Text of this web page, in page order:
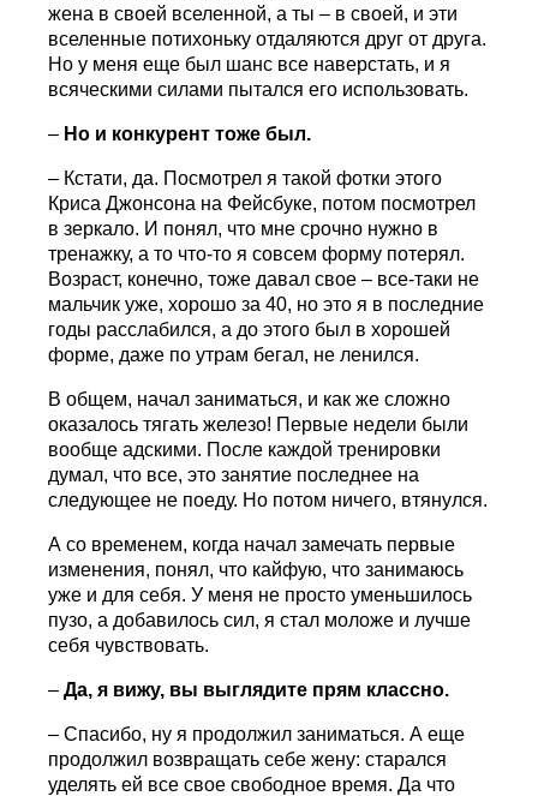
жена в своей вселенной, а ты – в своей, и эти
вселенные потихоньку отдаляются друг от друга.
Но у меня еще был шанс все наверстать, и я
всяческими силами пытался его использовать.
– Но и конкурент тоже был.
– Кстати, да. Посмотрел я такой фотки этого
Криса Джонсона на Фейсбуке, потом посмотрел
в зеркало. И понял, что мне срочно нужно в
тренажку, а то что-то я совсем форму потерял.
Возраст, конечно, тоже давал свое – все-таки не
мальчик уже, хорошо за 40, но это я в последние
годы расслабился, а до этого был в хорошей
форме, даже по утрам бегал, не ленился.
В общем, начал заниматься, и как же сложно
оказалось тягать железо! Первые недели были
вообще адскими. После каждой тренировки
думал, что все, это занятие последнее на
следующее не поеду. Но потом ничего, втянулся.
А со временем, когда начал замечать первые
изменения, понял, что кайфую, что занимаюсь
уже и для себя. У меня не просто уменьшилось
пузо, а добавилось сил, я стал моложе и лучше
себя чувствовать.
–Да, я вижу, вы выглядите прям классно.
– Спасибо, ну я продолжил заниматься. А еще
продолжил возвращать себе жену: старался
уделять ей все свое свободное время. Да что